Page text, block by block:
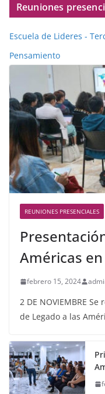
Reuniones
Escuela de Lideres -
Pensamiento
REUNIONES PRESENCIALES
Américas
febrero 15, 2024
2 DE NOVIEMBRE
de Legado a las